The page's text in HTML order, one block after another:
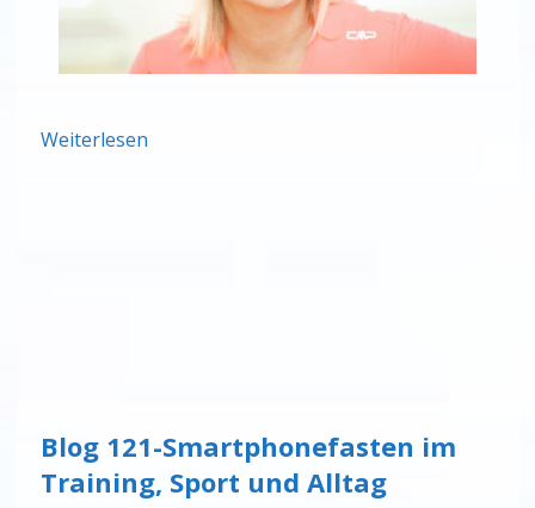
Weiterlesen
Blog 121-Smartphonefasten im
Training, Sport und Alltag